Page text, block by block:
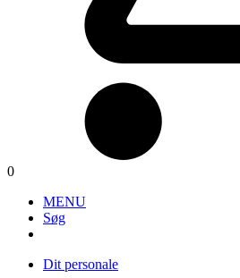
0
MENU
Søg
Dit personale